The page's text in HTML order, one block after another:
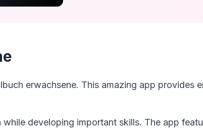
erwachsene. This amazing app provides
developing important skills. The app